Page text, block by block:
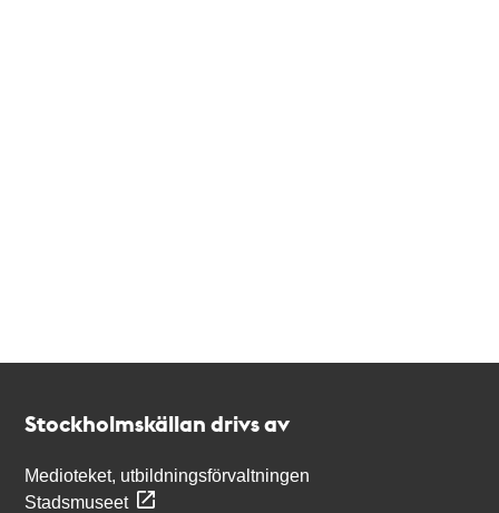
Stockholmskällan drivs av
Medioteket, utbildningsförvaltningen
Stadsmuseet